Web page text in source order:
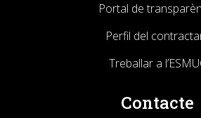
Portal de
Perfil del
Treballar a
Contacte